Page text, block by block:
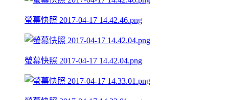
螢幕快照 2017-04-17 14.42.46.png
螢幕快照 2017-04-17 14.42.04.png